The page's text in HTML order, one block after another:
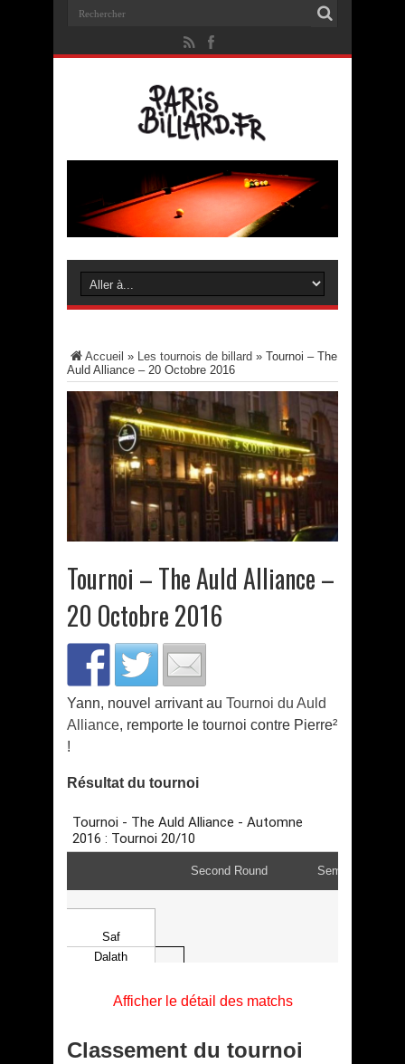
Accueil » Les tournois de billard » Tournoi – The
Auld Alliance – 20 Octobre 2016
Tournoi – The Auld Alliance –
20 Octobre 2016
Yann, nouvel arrivant au Tournoi du Auld
Alliance, remporte le tournoi contre Pierre²
!
Résultat du tournoi
Afficher le détail des matchs
Classement du tournoi